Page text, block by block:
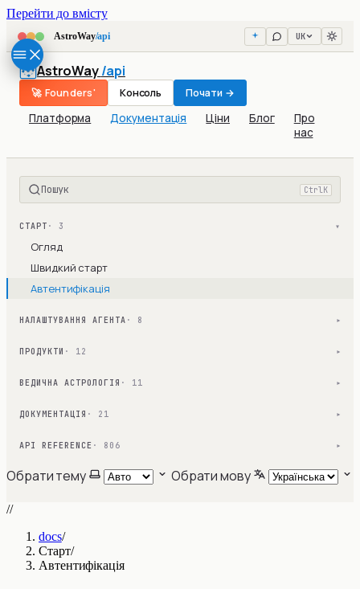
Перейти до вмісту
AstroWay/api UK
AstroWay/api
Платформа Документація Ціни Блог
Про
нас
🚀 Founders' Консоль Почати →
Пошук Ctrl K
СТАРТ · 3 ▾
Огляд
Швидкий старт
Автентифікація
НАЛАШТУВАННЯ АГЕНТА · 8 ▾
ПРОДУКТИ · 12 ▾
ВЕДИЧНА АСТРОЛОГІЯ · 11 ▾
ДОКУМЕНТАЦІЯ · 21 ▾
API REFERENCE · 806 ▾
Обрати тему Обрати мову
//
docs/
Старт/
Автентифікація